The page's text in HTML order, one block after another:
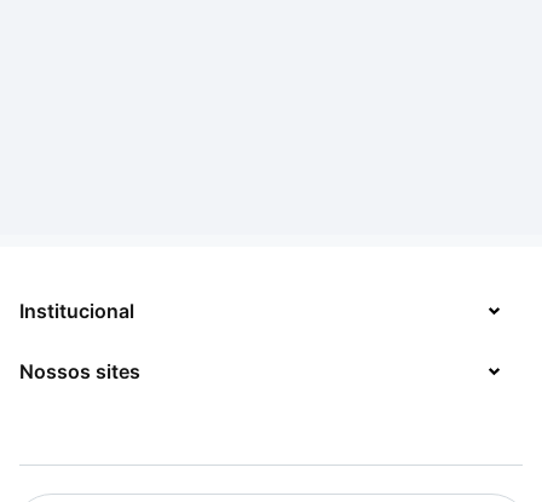
Institucional
Sobre
Jobs
Nossos sites